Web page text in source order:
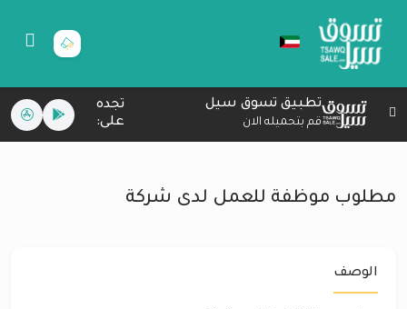
تطبيق تسوق سيل
قم بتحميله الان
تجده
على:
مطلوب موظفة للعمل لدى شركة
الوصف